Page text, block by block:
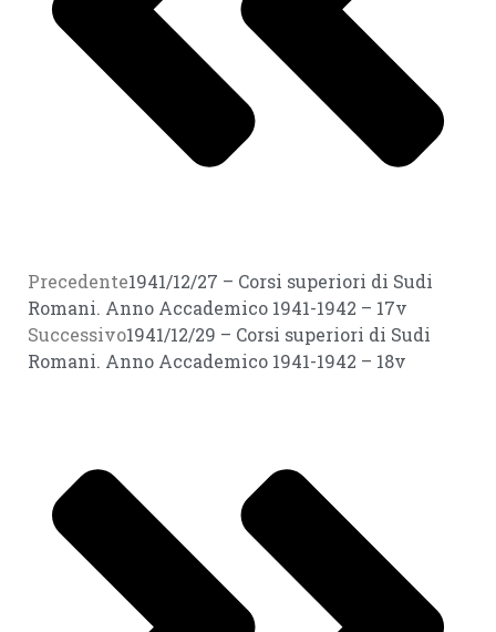
Precedente1941/12/27 – Corsi superiori di Sudi
Romani. Anno Accademico 1941-1942 – 17v
Successivo1941/12/29 – Corsi superiori di Sudi
Romani. Anno Accademico 1941-1942 – 18v